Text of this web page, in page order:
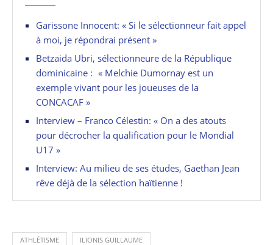
Garissone Innocent: « Si le sélectionneur fait appel
à moi, je répondrai présent »
Betzaida Ubri, sélectionneure de la République
dominicaine : « Melchie Dumornay est un
exemple vivant pour les joueuses de la
CONCACAF »
Interview – Franco Célestin: « On a des atouts
pour décrocher la qualification pour le Mondial
U17 »
Interview: Au milieu de ses études, Gaethan Jean
rêve déjà de la sélection haïtienne !
ATHLÉTISME ILIONIS GUILLAUME